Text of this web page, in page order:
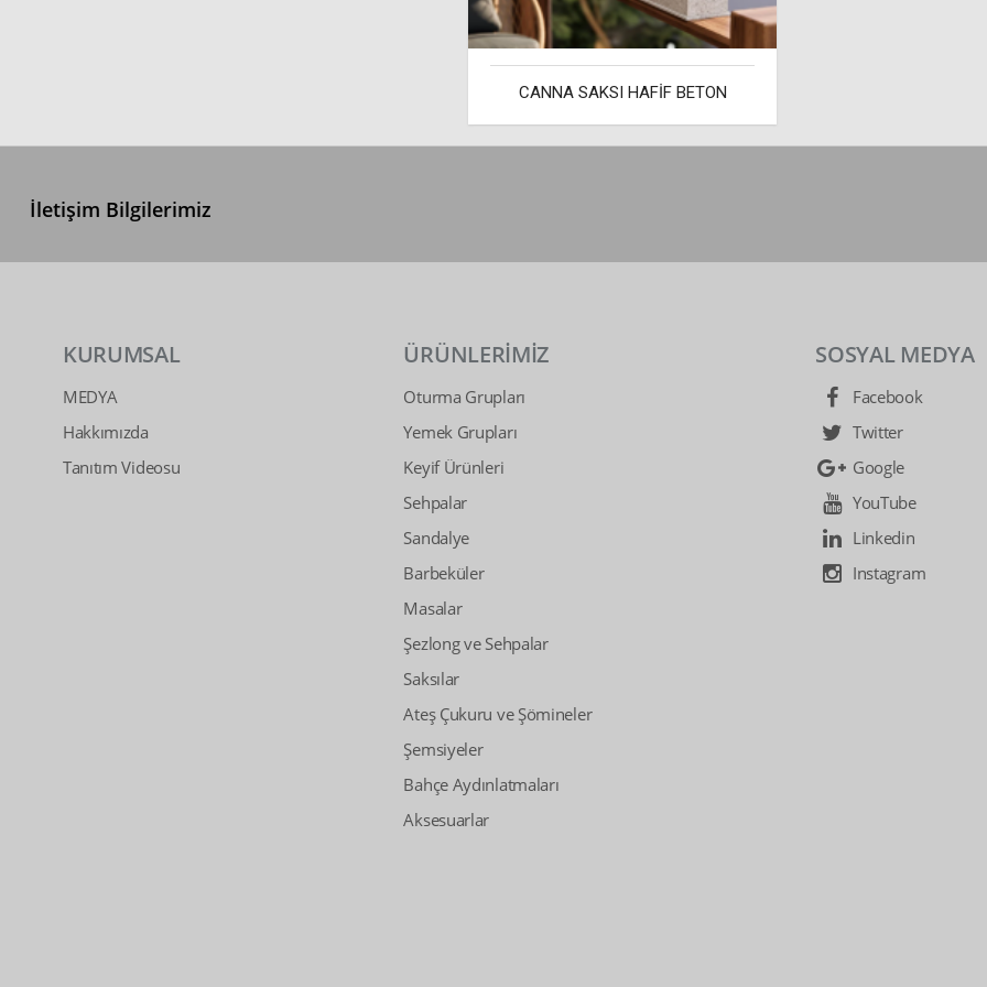
CANNA SAKSI HAFİF BETON
İletişim Bilgilerimiz
KURUMSAL
MEDYA
Hakkımızda
Tanıtım Videosu
ÜRÜNLERİMİZ
Oturma Grupları
Yemek Grupları
Keyif Ürünleri
Sehpalar
Sandalye
Barbeküler
Masalar
Şezlong ve Sehpalar
Saksılar
Ateş Çukuru ve Şömineler
Şemsiyeler
Bahçe Aydınlatmaları
Aksesuarlar
SOSYAL MEDYA
Facebook
Twitter
Google
YouTube
Linkedin
Instagram